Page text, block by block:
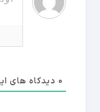
0 دیدکاه های